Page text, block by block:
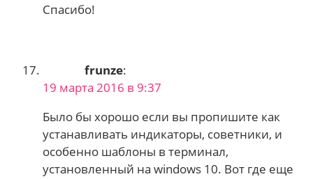
Спасибо!
frunze:
19 марта 2016 в 9:37
Было бы хорошо если вы пропишите как
устанавливать индикаторы, советники, и
особенно шаблоны в терминал,
установленный на windows 10. Вот где еще